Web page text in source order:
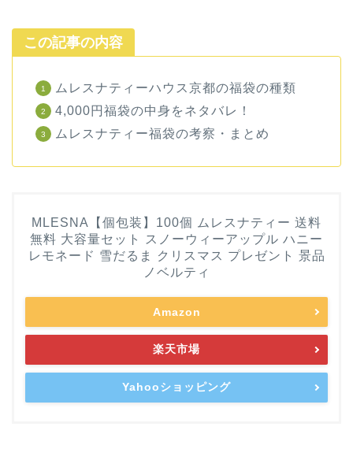
この記事の内容
ムレスナティーハウス京都の福袋の種類
4,000円福袋の中身をネタバレ！
ムレスナティー福袋の考察・まとめ
MLESNA【個包装】100個 ムレスナティー 送料
無料 大容量セット スノーウィーアップル ハニー
レモネード 雪だるま クリスマス プレゼント 景品
ノベルティ
Amazon
楽天市場
Yahooショッピング